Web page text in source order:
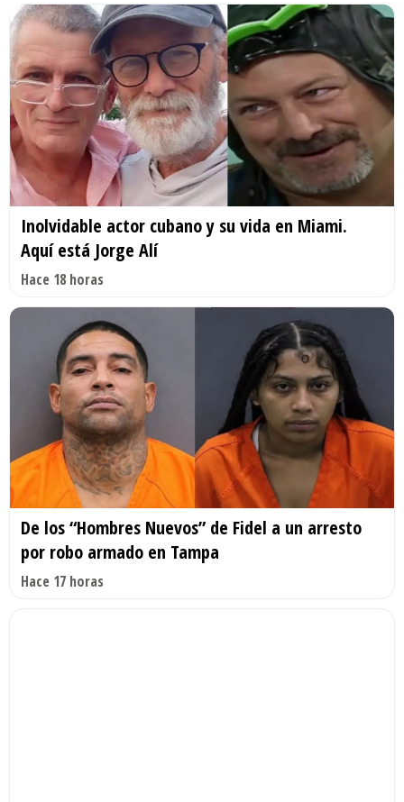
Inolvidable actor cubano y su vida en Miami.
Aquí está Jorge Alí
Hace 18 horas
De los “Hombres Nuevos” de Fidel a un arresto
por robo armado en Tampa
Hace 17 horas